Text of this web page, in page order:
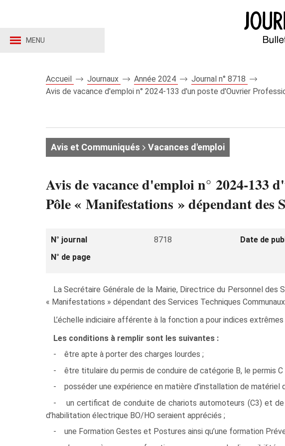
MENU
Accueil Journaux Année 2024
Journal n° 8718
Avis de vacance d'emploi n° 2024‑133 d'un poste d'Ouvrier
Avis et Communiqués Vacances d'emploi
Avis de vacance d'emploi n° 2024‑133
Pôle « Manifestations » dépendant des
N° journal 8718 Date de
N° de page
La Secrétaire Générale de la Mairie, Directrice du Personnel des
« Manifestations » dépendant des Services Techniques
L’échelle indiciaire afférente à la fonction a pour indices
Les conditions à remplir sont les suivantes :
- être apte à porter des charges lourdes ;
- être titulaire du permis de conduire de catégorie B, le permis C
- posséder une expérience en matière d’installation de matériel
- un certificat de conduite de chariots automoteurs (C3) et de
d’habilitation électrique BO/HO seraient appréciés ;
- une Formation Gestes et Postures ainsi qu’une formation